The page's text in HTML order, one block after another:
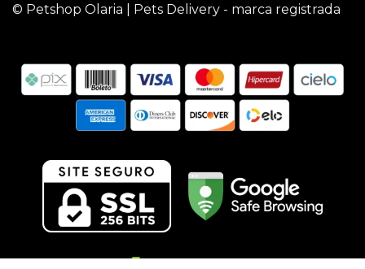
© Petshop Olaria | Pets Delivery - marca registrada